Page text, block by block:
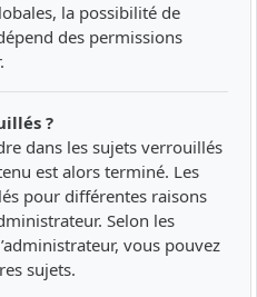
la possibilité de
des permissions
?
dans les sujets verrouillés
est alors terminé. Les
pour différentes raisons
Selon les
vous pouvez
sujets.